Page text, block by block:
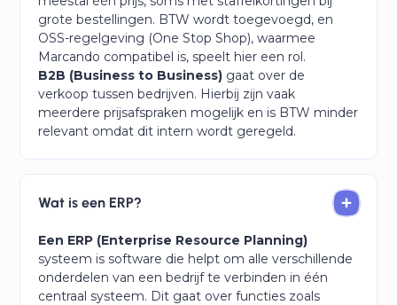
grote bestellingen. BTW wordt toegevoegd, en
OSS-regelgeving (One Stop Shop), waarmee
Marcando compatibel is, speelt hier een rol.
B2B (Business to Business) gaat over de
verkoop tussen bedrijven. Hierbij zijn vaak
meerdere prijsafspraken mogelijk en is BTW minder
relevant omdat dit intern wordt geregeld.
Wat is een ERP?
Een ERP (Enterprise Resource Planning)
systeem is software die helpt om alle verschillende
onderdelen van een bedrijf te verbinden in één
centraal systeem. Dit gaat over functies zoals